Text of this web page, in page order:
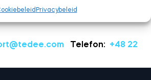
Privacybeleid
Telefon: +48 22